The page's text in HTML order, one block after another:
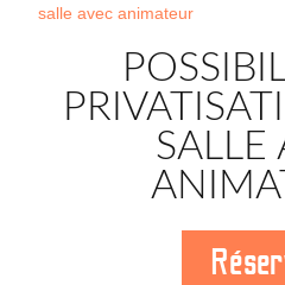
salle avec animateur
SALLE